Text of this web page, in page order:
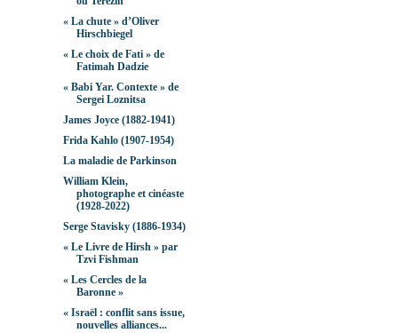
« La chute » d’Oliver
Hirschbiegel
« Le choix de Fati » de
Fatimah Dadzie
« Babi Yar. Contexte » de
Sergei Loznitsa
James Joyce (1882-1941)
Frida Kahlo (1907-1954)
La maladie de Parkinson
William Klein,
photographe et cinéaste
(1928-2022)
Serge Stavisky (1886-1934)
« Le Livre de Hirsh » par
Tzvi Fishman
« Les Cercles de la
Baronne »
« Israël : conflit sans issue,
nouvelles alliances...